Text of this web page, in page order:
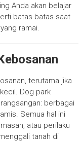
Anda akan belajar
batas-batas saat
ramai.
terutama jika
Dog park
berbagai
Semua hal ini
atau perilaku
tanah di